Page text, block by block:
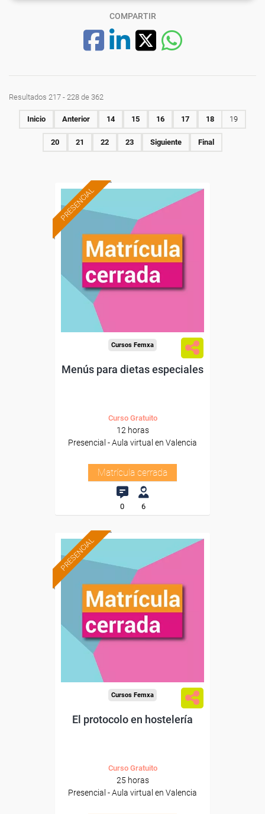
COMPARTIR
Resultados 217 - 228 de 362
Inicio Anterior 14 15 16 17 18 19
20 21 22 23 Siguiente Final
PRESENCIAL
Cursos Femxa
Menús para dietas especiales
Curso Gratuito
12 horas
Presencial - Aula virtual en Valencia
Matrícula cerrada
0 6
PRESENCIAL
Cursos Femxa
El protocolo en hostelería
Curso Gratuito
25 horas
Presencial - Aula virtual en Valencia